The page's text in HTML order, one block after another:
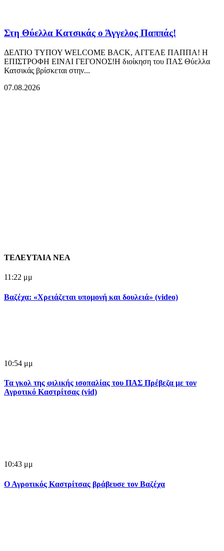
Στη Θύελλα Κατσικάς ο Άγγελος Παππάς!
ΔΕΛΤΙΟ ΤΥΠΟΥ WELCOME BACK, ΑΓΓΕΛΕ ΠΑΠΠΑ! Η
ΕΠΙΣΤΡΟΦΗ ΕΙΝΑΙ ΓΕΓΟΝΟΣ!Η διοίκηση του ΠΑΣ Θύελλα
Κατσικάς βρίσκεται στην...
07.08.2026
ΤΕΛΕΥΤΑΙΑ ΝΕΑ
11:22 μμ
Βαζέχα: «Χρειάζεται υπομονή και δουλειά» (video)
10:54 μμ
Τα γκολ της φιλικής ισοπαλίας του ΠΑΣ Πρέβεζα με τον
Αγροτικό Καστρίτσας (vid)
10:43 μμ
Ο Αγροτικός Καστρίτσας βράβευσε τον Βαζέχα